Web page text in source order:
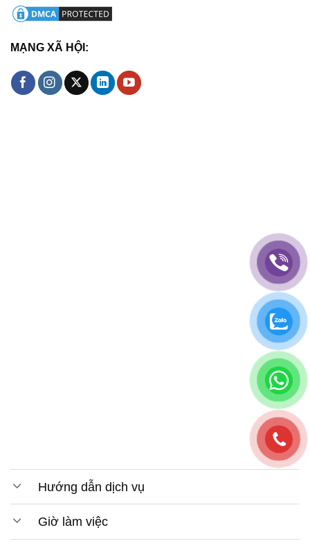
MẠNG XÃ HỘI:
Hướng dẫn dịch vụ
Giờ làm việc